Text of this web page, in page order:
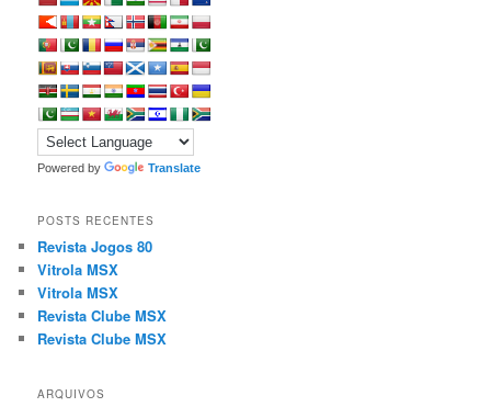
Powered by Translate
POSTS RECENTES
Revista Jogos 80
Vitrola MSX
Vitrola MSX
Revista Clube MSX
Revista Clube MSX
ARQUIVOS